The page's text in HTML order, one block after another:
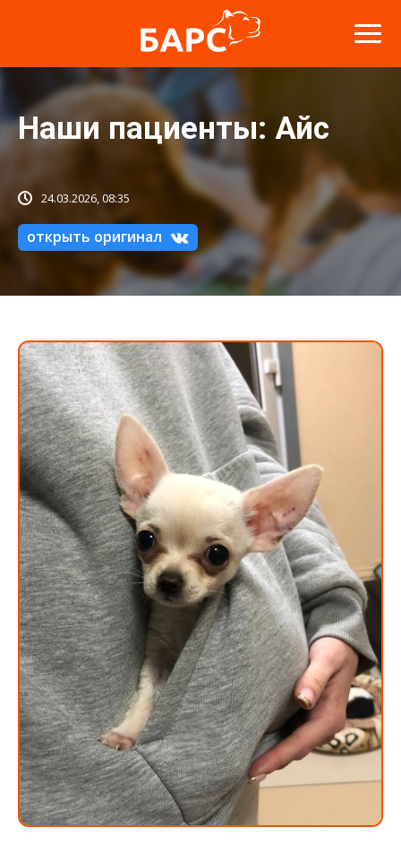
Наши пациенты: Айс
24.03.2026, 08:35
открыть оригинал